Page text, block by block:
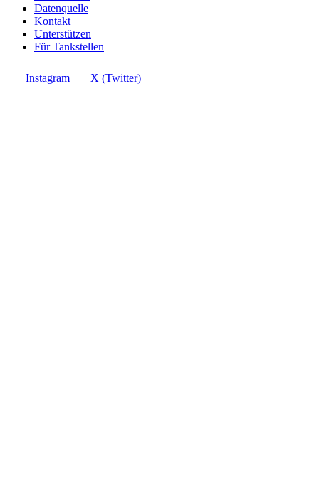
Datenquelle
Kontakt
Unterstützen
Für Tankstellen
Instagram X (Twitter)